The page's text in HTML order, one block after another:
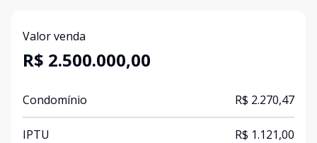
Valor venda
R$ 2.500.000,00
Condomínio R$ 2.270,47
IPTU R$ 1.121,00